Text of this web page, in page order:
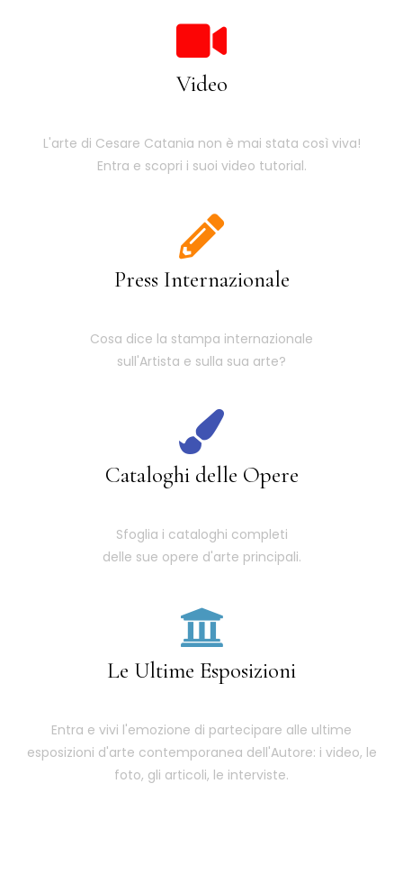
Video
L'arte di Cesare Catania non è mai stata così viva!
Entra e scopri i suoi video tutorial.
Press Internazionale
Cosa dice la stampa internazionale
sull'Artista e sulla sua arte?
Cataloghi delle Opere
Sfoglia i cataloghi completi
delle sue opere d'arte principali.
Le Ultime Esposizioni
Entra e vivi l'emozione di partecipare alle ultime
esposizioni d'arte contemporanea dell'Autore: i video, le
foto, gli articoli, le interviste.